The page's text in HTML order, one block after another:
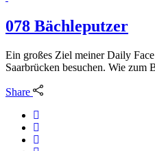
078 Bächleputzer
Ein großes Ziel meiner Daily
Saarbrücken besuchen. Wie zum
Share